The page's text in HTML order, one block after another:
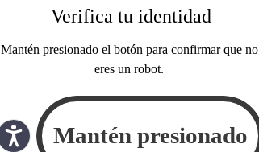
Verifica tu identidad
Mantén presionado el botón para confirmar que no
eres un robot.